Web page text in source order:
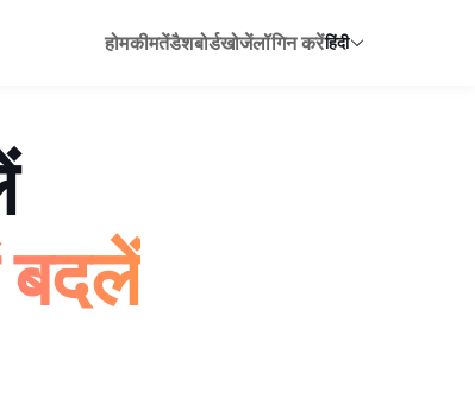
होमकीमतेंडैशबोर्डखोजेंलॉगिन करेंहिंदी
बदलें